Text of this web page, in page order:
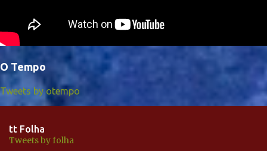
O Tempo
Tweets by otempo
tt Folha
Tweets by folha